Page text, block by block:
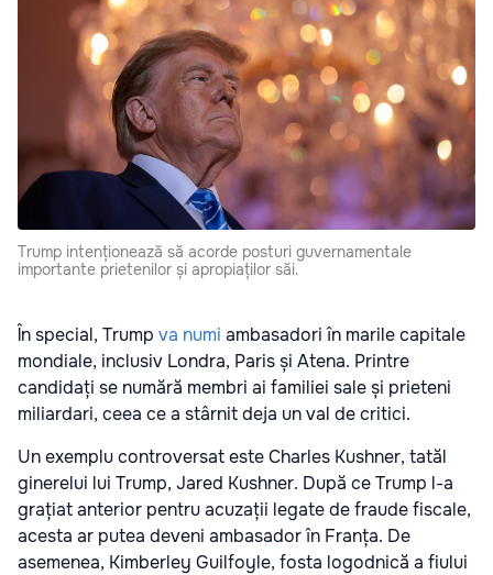
Trump intenționează să acorde posturi guvernamentale
importante prietenilor și apropiaților săi.
În special, Trump va numi ambasadori în marile capitale
mondiale, inclusiv Londra, Paris și Atena. Printre
candidați se numără membri ai familiei sale și prieteni
miliardari, ceea ce a stârnit deja un val de critici.
Un exemplu controversat este Charles Kushner, tatăl
ginerelui lui Trump, Jared Kushner. După ce Trump l-a
grațiat anterior pentru acuzații legate de fraude fiscale,
acesta ar putea deveni ambasador în Franța. De
asemenea, Kimberley Guilfoyle, fosta logodnică a fiului